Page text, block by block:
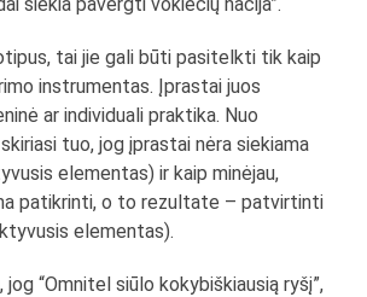
tai jie gali būti pasitelkti tik kaip
instrumentas. Įprastai juos
ar individuali praktika. Nuo
tuo, jog įprastai nėra siekiama
elementas) ir kaip minėjau,
patikrinti, o to rezultate – patvirtinti
elementas).
jog “Omnitel siūlo kokybiškiausią ryšį”,